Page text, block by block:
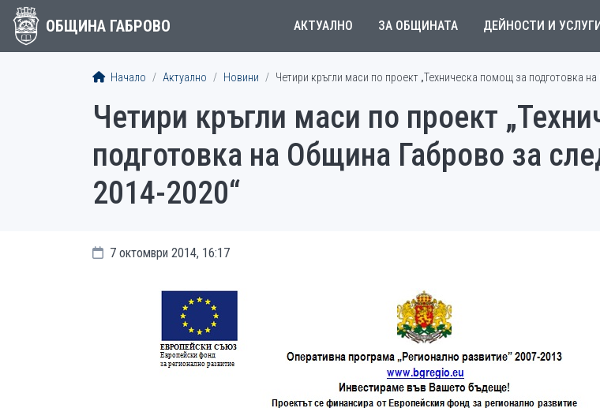
ОБЩИНА ГАБРОВО АКТУАЛНО ЗА ОБЩИНАТА ДЕЙНОСТИ И
Начало Актуално Новини Четири кръгли маси по проект „Техническа помощ за подготовка
Четири кръгли маси по проект
подготовка на Община Габрово за
2014-2020“
7 октомври 2014, 16:17